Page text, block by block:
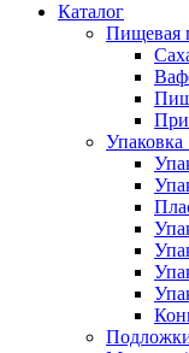
Каталог
Пищевая
Упаковка